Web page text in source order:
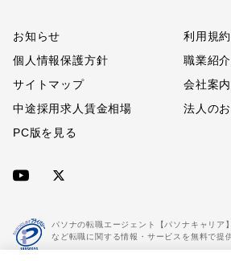
お知らせ
利用規約
個人情報保護方針
職業紹
サイトマップ
会社案内
中途採用求人賃金相場
法人の
PC版を見る
パソナの転職エージェント【パソナキャリア
など転職に関する情報・サービスを無料で提